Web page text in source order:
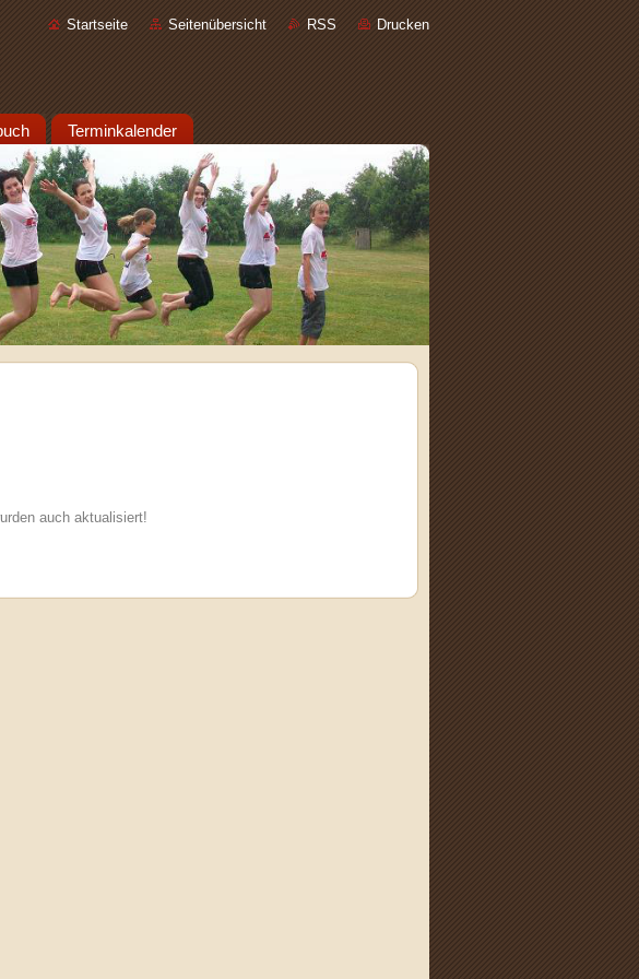
Startseite Seitenübersicht RSS Drucken
Terminkalender
auch aktualisiert!